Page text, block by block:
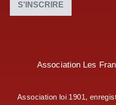
Association Les
Association loi 1901,